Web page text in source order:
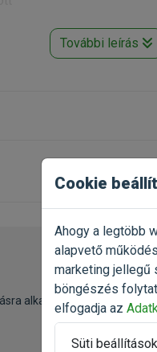
hatásos irányításért
vásárlók mindenütt a
5m/12kg,Flexi New
További leírás
alkalmas kistestű
Cookie
Ahogy a legtöbb
alapvető
marketing jellegű
böngészés
elfogadja az
Süti beállítások